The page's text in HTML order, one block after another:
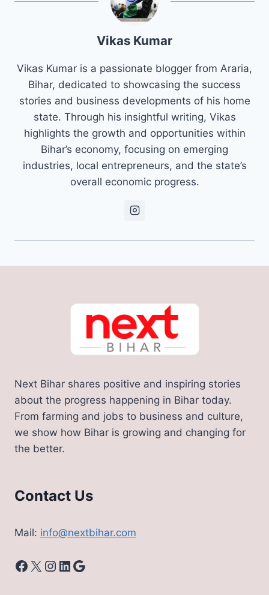
Vikas Kumar
Vikas Kumar is a passionate blogger from Araria,
Bihar, dedicated to showcasing the success
stories and business developments of his home
state. Through his insightful writing, Vikas
highlights the growth and opportunities within
Bihar’s economy, focusing on emerging
industries, local entrepreneurs, and the state’s
overall economic progress.
Next Bihar shares positive and inspiring stories
about the progress happening in Bihar today.
From farming and jobs to business and culture,
we show how Bihar is growing and changing for
the better.
Contact Us
Mail: info@nextbihar.com
Facebook
X Instagram
LinkedIn
Google